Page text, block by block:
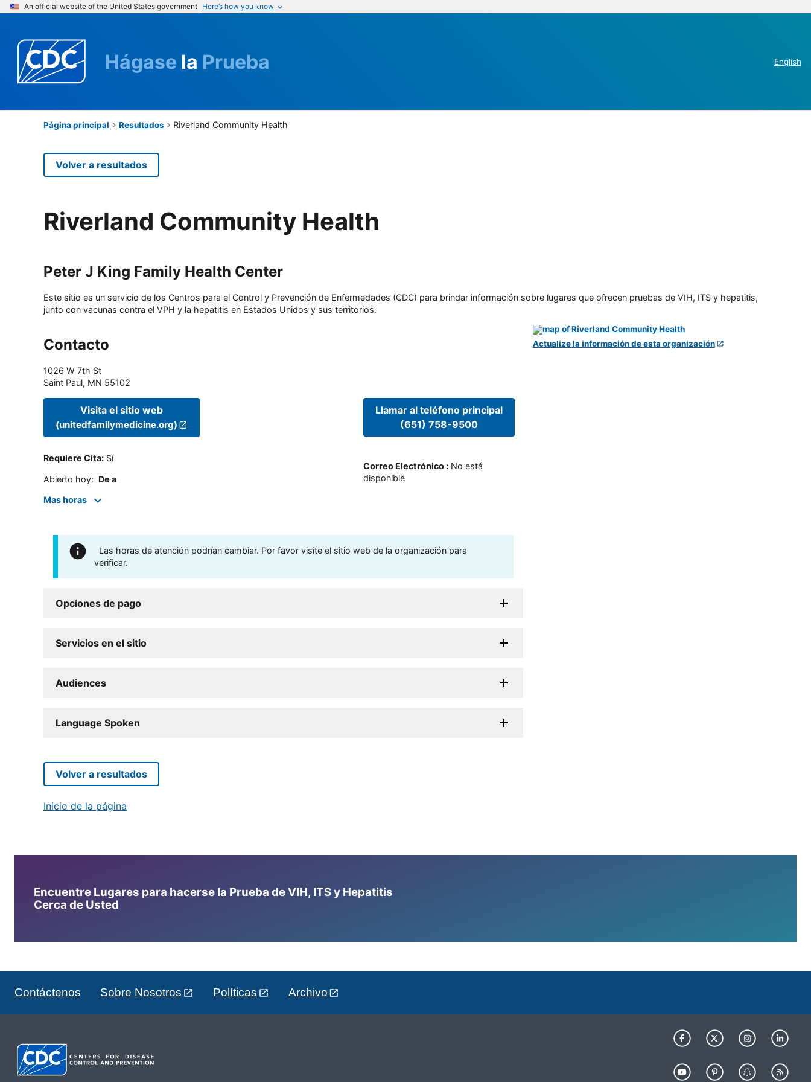
An official website of the United States government Here’s how you know
Hágase la Prueba English
Página principal Resultados Riverland Community Health
Volver a resultados
Riverland Community Health
Peter J King Family Health Center
Este sitio es un servicio de los Centros para el Control y Prevención de Enfermedades (CDC) para brindar información sobre lugares que ofrecen pruebas de VIH, ITS y hepatitis,
junto con vacunas contra el VPH y la hepatitis en Estados Unidos y sus territorios.
Contacto
1026 W 7th St
Saint Paul, MN 55102
Visita el sitio web
(unitedfamilymedicine.org)
Requiere Cita: Sí
Abierto hoy: De a
Mas horas
Llamar al teléfono principal
(651) 758-9500
Correo Electrónico: No está
disponible
Las horas de atención podrían cambiar. Por favor visite el sitio web de la organización para
verificar.
Opciones de pago
Servicios en el sitio
Audiences
Language Spoken
Actualize la información de esta organización
Volver a resultados
Inicio de la página
Encuentre Lugares para hacerse la Prueba de VIH, ITS y Hepatitis
Cerca de Usted
Contáctenos Sobre Nosotros Políticas Archivo